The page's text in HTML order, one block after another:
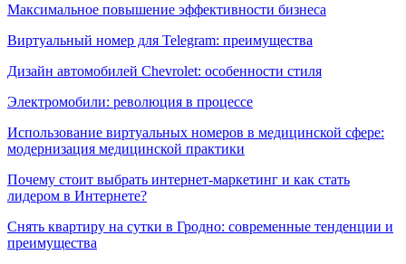
Максимальное повышение эффективности бизнеса
Виртуальный номер для Telegram: преимущества
Дизайн автомобилей Chevrolet: особенности стиля
Электромобили: революция в процессе
Использование виртуальных номеров в медицинской сфере:
модернизация медицинской практики
Почему стоит выбрать интернет-маркетинг и как стать
лидером в Интернете?
Снять квартиру на сутки в Гродно: современные тенденции и
преимущества